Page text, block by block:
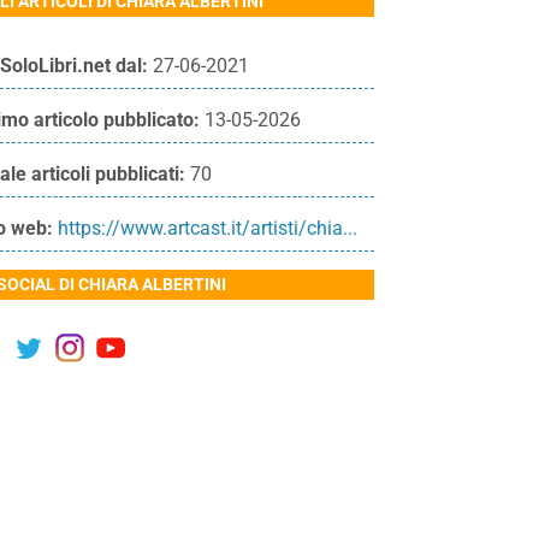
dal: 27-06-2021
articolo pubblicato: 13-05-2026
articoli pubblicati: 70
web: https://www.artcast.it/artisti/chia...
DI CHIARA ALBERTINI